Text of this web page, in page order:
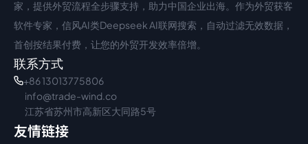
家，提供外贸流程全步骤支持，助力中国企业出海。作为外贸获客
软件专家，信风AI类Deepseek AI联网搜索，自动过滤无效数据，
首创按结果付费，让您的外贸开发效率倍增。
联系方式
+86 13013775806
info@trade-wind.co
江苏省苏州市高新区大同路5号
友情链接